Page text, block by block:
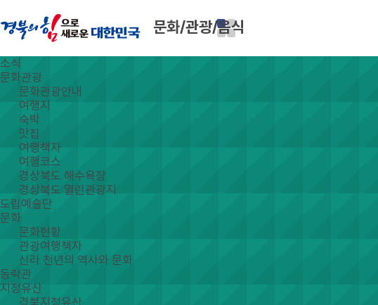
문화/관광/음식
소식
문화관광
문화관광안내
여행지
숙박
맛집
여행책자
여행코스
경상북도 해수욕장
경상북도 열린관광지
도립예술단
문화
문화현황
관광여행책자
신라 천년의 역사와 문화
동락관
지정유산
경북지정유산